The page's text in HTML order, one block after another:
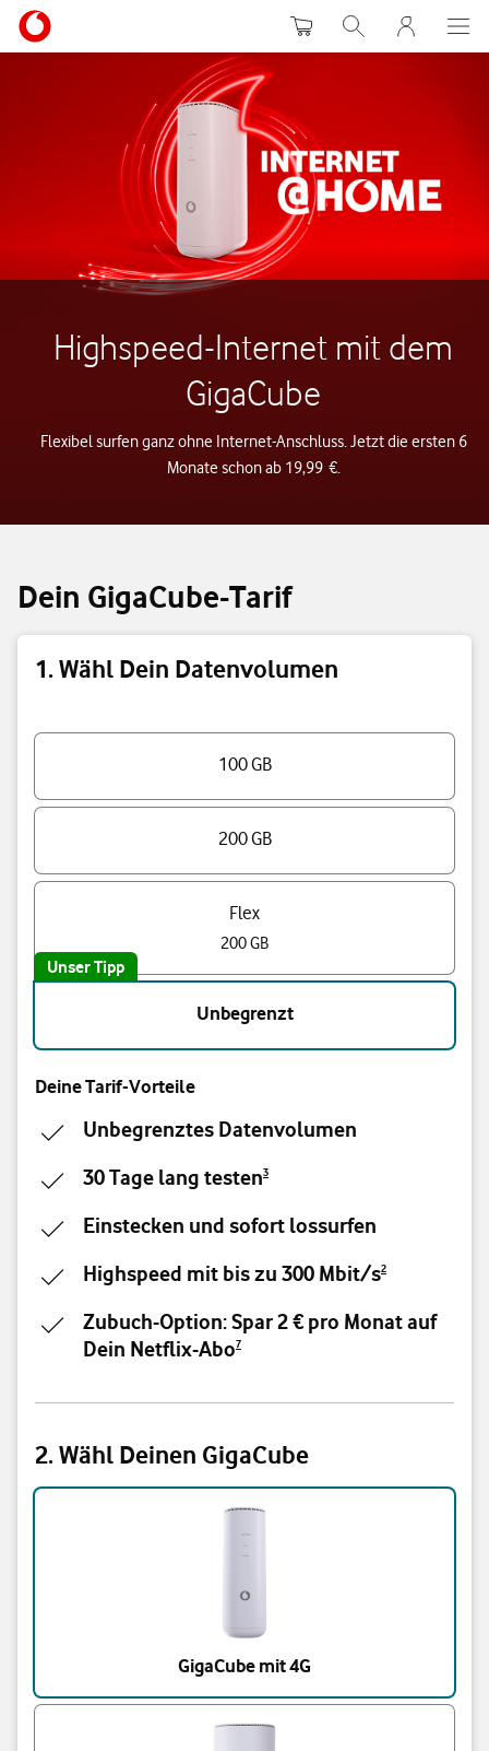
WarenkorbSuche MeinVodafone
Highspeed-Internet mit dem
GigaCube
Flexibel surfen ganz ohne Internet-Anschluss. Jetzt die ersten 6
Monate schon ab 19,99 €.
Dein GigaCube-Tarif
1. Wähl Dein Datenvolumen
Triff eine Auswahl
100 GB
200 GB
Flex
200 GB
Unser Tipp
Unbegrenzt
Deine Tarif-Vorteile
Unbegrenztes Datenvolumen
30 Tage lang testen3
Einstecken und sofort lossurfen
Highspeed mit bis zu 300 Mbit/s2
Zubuch-Option: Spar 2 € pro Monat auf
Dein Netflix-Abo7
2. Wähl Deinen GigaCube
Triff eine Auswahl
GigaCube mit 4G